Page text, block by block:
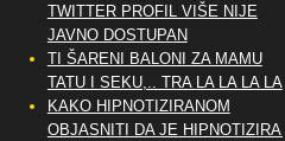
TWITTER PROFIL VIŠE NIJE
JAVNO DOSTUPAN
TI ŠARENI BALONI ZA MAMU
TATU I SEKU,.. TRA LA LA LA LA
KAKO HIPNOTIZIRANOM
OBJASNITI DA JE HIPNOTIZIRAN